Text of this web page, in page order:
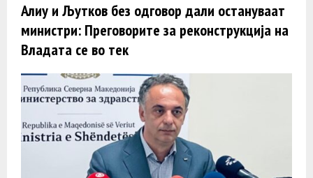
Алиу и Љутков без одговор дали остануваат
министри: Преговорите за реконструкција на
Владата се во тек